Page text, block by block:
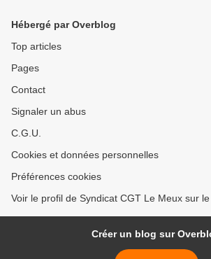
Hébergé par Overblog
Top articles
Pages
Contact
Signaler un abus
C.G.U.
Cookies et données personnelles
Préférences cookies
Voir le profil de Syndicat CGT Le Meux sur
Créer un blog sur